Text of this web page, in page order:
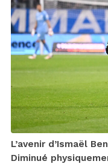
L’avenir d’Ismaël
Diminué